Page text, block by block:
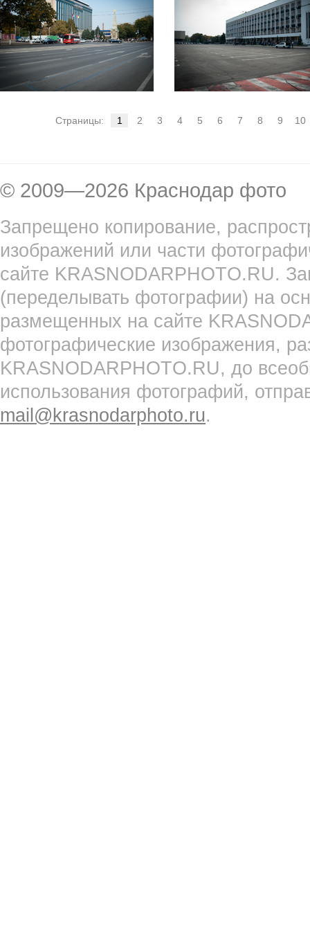
Страницы: 1 2 3 4 5 6 7 8 9 10
© 2009—2026 Краснодар фото
Запрещено копирование,
изображений или части
сайте KRASNODARPHOTO.RU.
(переделывать фотографии) на
размещенных на сайте
фотографические изображения,
KRASNODARPHOTO.RU, до
использования фотографий,
mail@krasnodarphoto.ru.